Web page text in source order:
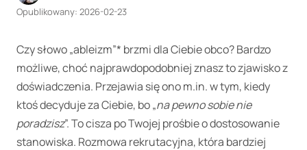
Opublikowany: 2026-02-23
Czy słowo „ableizm”* brzmi dla Ciebie obco? Bardzo
możliwe, choć najprawdopodobniej znasz to zjawisko z
doświadczenia. Przejawia się ono m.in. w tym, kiedy
ktoś decyduje za Ciebie, bo „na pewno sobie nie
poradzisz”. To cisza po Twojej prośbie o dostosowanie
stanowiska. Rozmowa rekrutacyjna, która bardziej